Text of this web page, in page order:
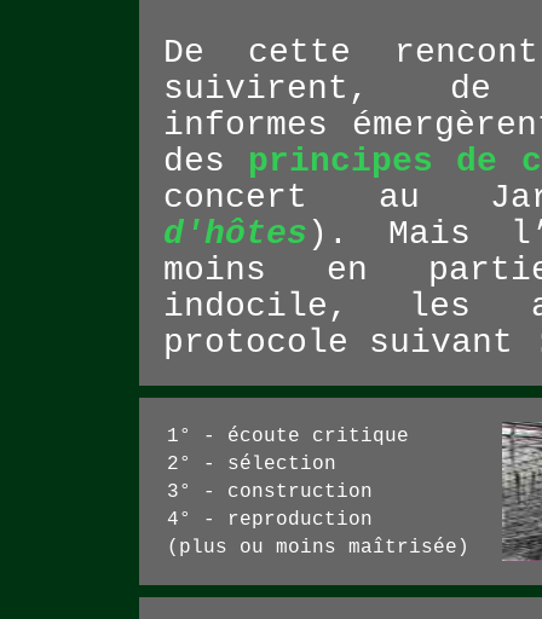
De cette
suivirent, de
informes
des principes de
concert au
d'hôtes). Mais
moins en
indocile, les
protocole suivant
1° - écoute critique
2° - sélection
3° - construction
4° - reproduction
(plus ou moins maîtrisée)